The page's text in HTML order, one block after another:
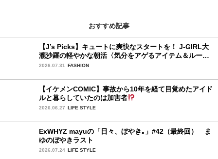
おすすめ記事
【J’s Picks】キュートに爽快なスタートを！ J-GIRL大
瀧沙羅の軽やかな朝活〈気分をアゲるアイテム＆ルーテ
ィーン〉
2026.07.31 FASHION
【イケメンCOMIC】事故から10年を経て目覚めたアイド
ルと暮らしていたのは加害者
2026.06.27 LIFE STYLE
ExWHYZ mayuの「日々、ぼやき｡」#42（最終回） ま
ゆのぼやきラスト
2026.07.24 LIFE STYLE